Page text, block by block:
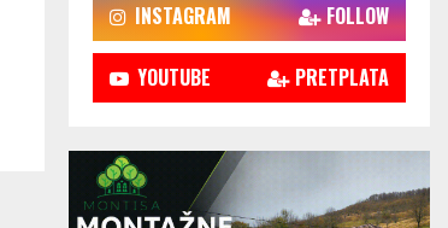
INSTAGRAM FOLLOW
YOUTUBE PRETPLATA